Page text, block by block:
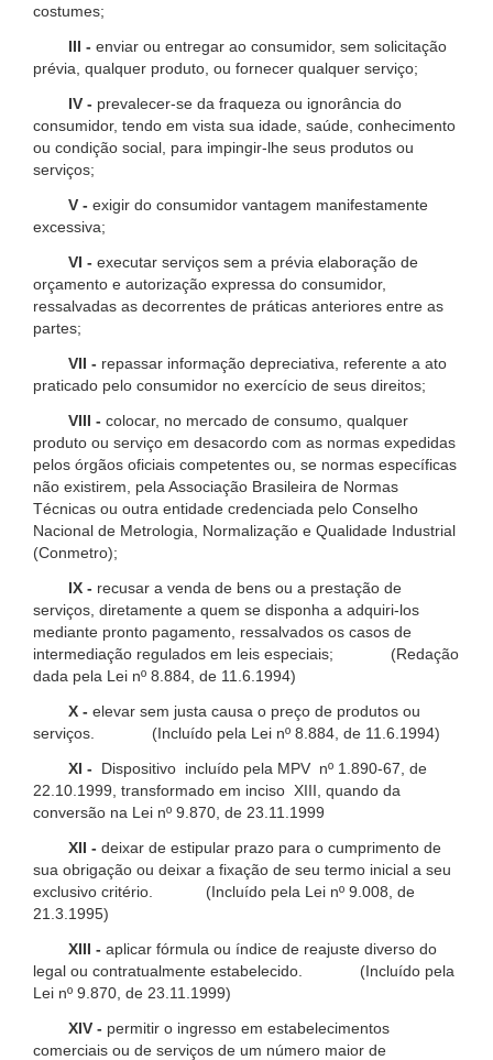
costumes;
III - enviar ou entregar ao consumidor, sem solicitação
prévia, qualquer produto, ou fornecer qualquer serviço;
IV - prevalecer-se da fraqueza ou ignorância do
consumidor, tendo em vista sua idade, saúde, conhecimento
ou condição social, para impingir-lhe seus produtos ou
serviços;
V - exigir do consumidor vantagem manifestamente
excessiva;
VI - executar serviços sem a prévia elaboração de
orçamento e autorização expressa do consumidor,
ressalvadas as decorrentes de práticas anteriores entre as
partes;
VII - repassar informação depreciativa, referente a ato
praticado pelo consumidor no exercício de seus direitos;
VIII - colocar, no mercado de consumo, qualquer
produto ou serviço em desacordo com as normas expedidas
pelos órgãos oficiais competentes ou, se normas específicas
não existirem, pela Associação Brasileira de Normas
Técnicas ou outra entidade credenciada pelo Conselho
Nacional de Metrologia, Normalização e Qualidade Industrial
(Conmetro);
IX - recusar a venda de bens ou a prestação de
serviços, diretamente a quem se disponha a adquiri-los
mediante pronto pagamento, ressalvados os casos de
intermediação regulados em leis especiais; (Redação
dada pela Lei nº 8.884, de 11.6.1994)
X - elevar sem justa causa o preço de produtos ou
serviços. (Incluído pela Lei nº 8.884, de 11.6.1994)
XI -
Dispositivo incluído pela MPV nº 1.890-67, de
22.10.1999, transformado em inciso XIII, quando da
conversão na Lei nº 9.870, de 23.11.1999
XII - deixar de estipular prazo para o cumprimento de
sua obrigação ou deixar a fixação de seu termo inicial a seu
exclusivo critério. (Incluído pela Lei nº 9.008, de
21.3.1995)
XIII - aplicar fórmula ou índice de reajuste diverso do
legal ou contratualmente estabelecido. (Incluído pela
Lei nº 9.870, de 23.11.1999)
XIV - permitir o ingresso em estabelecimentos
comerciais ou de serviços de um número maior de